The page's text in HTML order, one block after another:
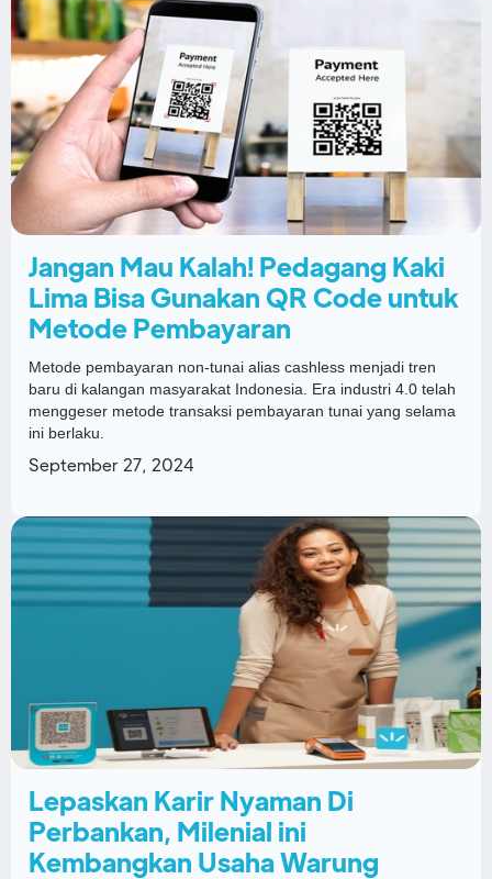
Jangan Mau Kalah! Pedagang Kaki
Lima Bisa Gunakan QR Code untuk
Metode Pembayaran
Metode pembayaran non-tunai alias cashless menjadi tren
baru di kalangan masyarakat Indonesia. Era industri 4.0 telah
menggeser metode transaksi pembayaran tunai yang selama
ini berlaku.
September 27, 2024
Lepaskan Karir Nyaman Di
Perbankan, Milenial ini
Kembangkan Usaha Warung